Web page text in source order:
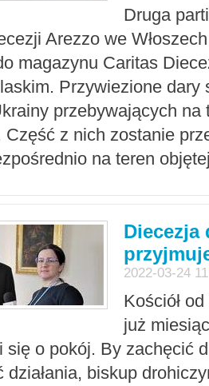
Druga
Arezzo we
magazynu Caritas
Przywiezione dary
przebywających na
Część z nich zostanie
na teren
Diecezja
2022-03-24
Kościół
już
się o pokój. By zachęcić
działania, biskup